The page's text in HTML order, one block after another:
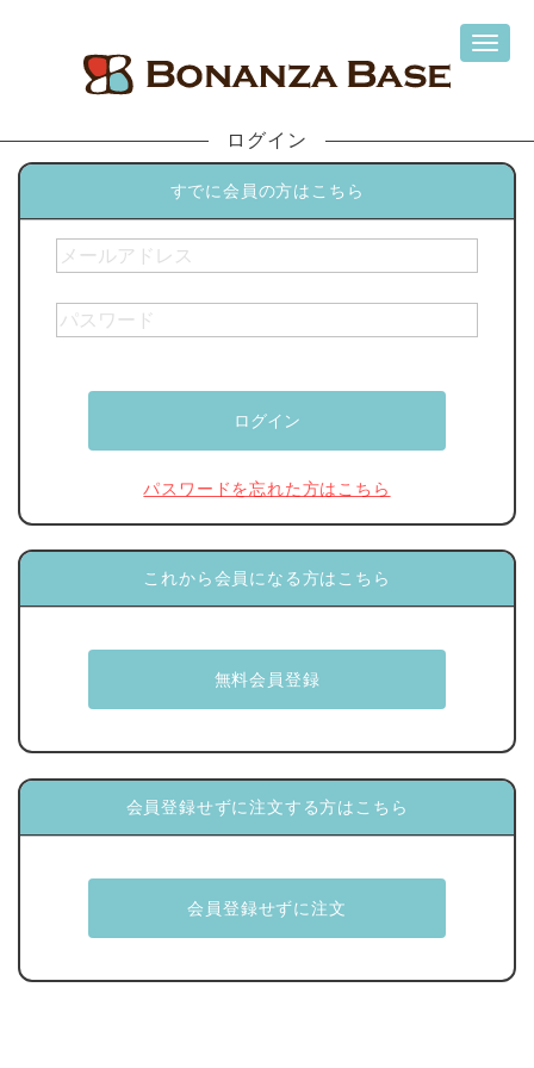
ログイン
すでに会員の方はこちら
パスワードを忘れた方はこちら
これから会員になる方はこちら
会員登録せずに注文する方はこちら